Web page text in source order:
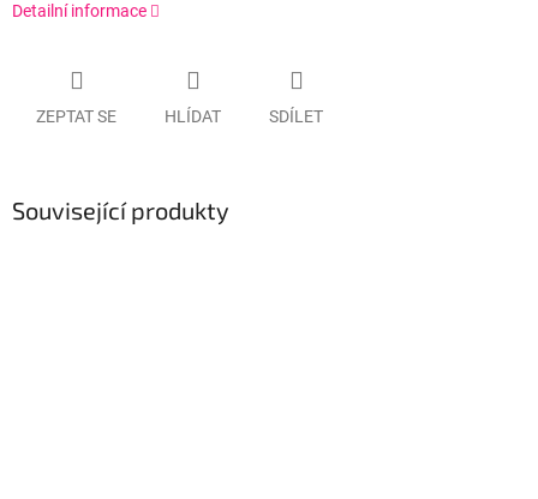
Detailní informace
ZEPTAT SE HLÍDAT SDÍLET
Související produkty